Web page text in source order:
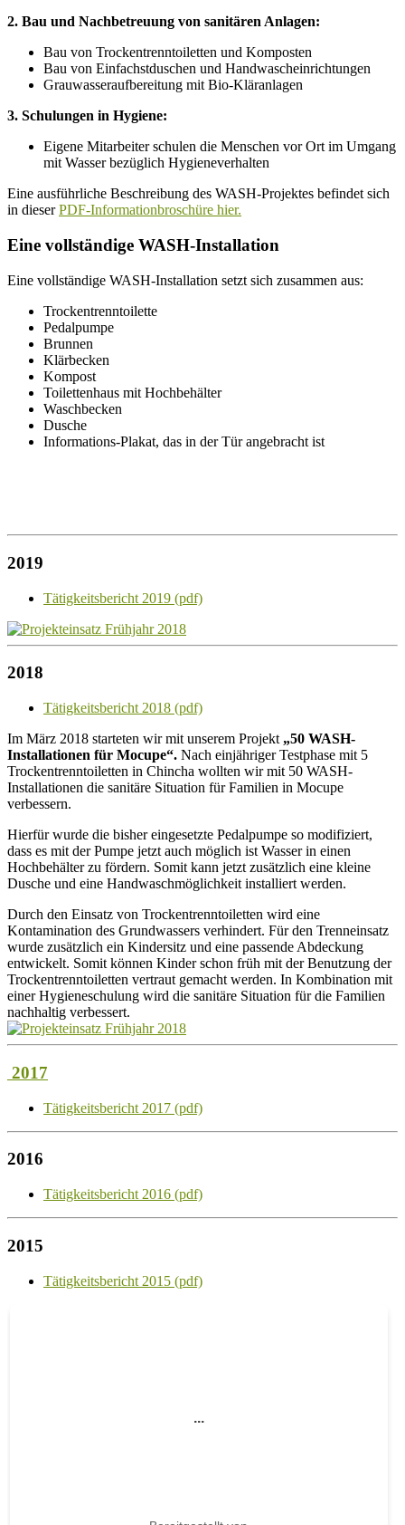
2. Bau und Nachbetreuung von sanitären Anlagen:
Bau von Trockentrenntoiletten und Komposten
Bau von Einfachstduschen und Handwascheinrichtungen
Grauwasseraufbereitung mit Bio-Kläranlagen
3. Schulungen in Hygiene:
Eigene Mitarbeiter schulen die Menschen vor Ort im Umgang
mit Wasser bezüglich Hygieneverhalten
Eine ausführliche Beschreibung des WASH-Projektes befindet sich
in dieserPDF-Informationbroschüre hier.
Eine vollständige WASH-Installation
Eine vollständige WASH-Installation setzt sich zusammen aus:
Trockentrenntoilette
Pedalpumpe
Brunnen
Klärbecken
Kompost
Toilettenhaus mit Hochbehälter
Waschbecken
Dusche
Informations-Plakat, das in der Tür angebracht ist
2019
Tätigkeitsbericht 2019 (pdf)
2018
Tätigkeitsbericht 2018 (pdf)
Im März 2018 starteten wir mit unserem Projekt „50 WASH-
Installationen für Mocupe“. Nach einjähriger Testphase mit 5
Trockentrenntoiletten in Chincha wollten wir mit 50 WASH-
Installationen die sanitäre Situation für Familien in Mocupe
verbessern.
Hierfür wurde die bisher eingesetzte Pedalpumpe so modifiziert,
dass es mit der Pumpe jetzt auch möglich ist Wasser in einen
Hochbehälter zu fördern. Somit kann jetzt zusätzlich eine kleine
Dusche und eine Handwaschmöglichkeit installiert werden.
Durch den Einsatz von Trockentrenntoiletten wird eine
Kontamination des Grundwassers verhindert. Für den Trenneinsatz
wurde zusätzlich ein Kindersitz und eine passende Abdeckung
entwickelt. Somit können Kinder schon früh mit der Benutzung der
Trockentrenntoiletten vertraut gemacht werden. In Kombination mit
einer Hygieneschulung wird die sanitäre Situation für die Familien
nachhaltig verbessert.
2017
Tätigkeitsbericht 2017 (pdf)
2016
Tätigkeitsbericht 2016 (pdf)
2015
Tätigkeitsbericht 2015 (pdf)